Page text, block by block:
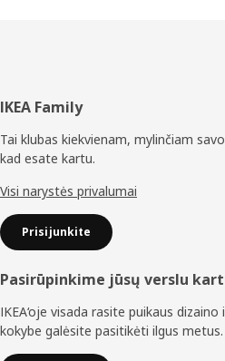
Poraštė
IKEA Family
Tai klubas kiekvienam, mylinčiam
kad esate kartu.
Visi narystės privalumai
Prisijunkite
Pasirūpinkime jūsų verslu
IKEA‘oje visada rasite puikaus
kokybe galėsite pasitikėti ilgus metus.